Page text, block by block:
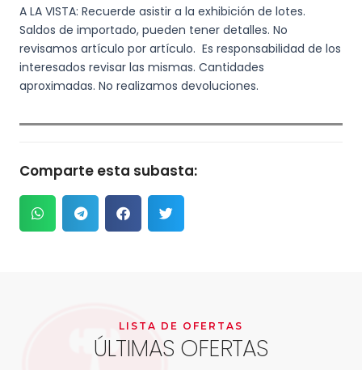
A LA VISTA: Recuerde asistir a la exhibición de lotes.
Saldos de importado, pueden tener detalles. No
revisamos artículo por artículo. Es responsabilidad de los
interesados revisar las mismas. Cantidades
aproximadas. No realizamos devoluciones.
Comparte esta subasta:
LISTA DE OFERTAS
ÚLTIMAS OFERTAS